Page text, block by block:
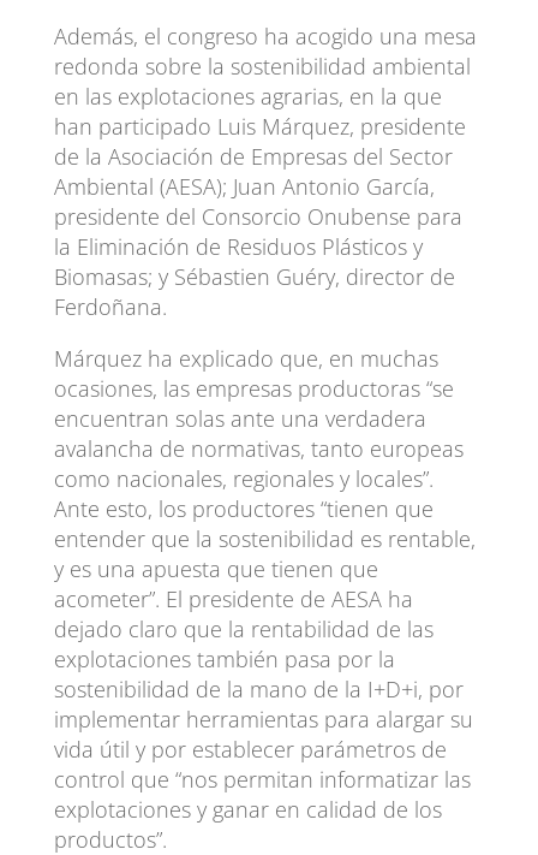
Además, el congreso ha acogido una mesa
redonda sobre la sostenibilidad ambiental
en las explotaciones agrarias, en la que
han participado Luis Márquez, presidente
de la Asociación de Empresas del Sector
Ambiental (AESA); Juan Antonio García,
presidente del Consorcio Onubense para
la Eliminación de Residuos Plásticos y
Biomasas; y Sébastien Guéry, director de
Ferdoñana.
Márquez ha explicado que, en muchas
ocasiones, las empresas productoras “se
encuentran solas ante una verdadera
avalancha de normativas, tanto europeas
como nacionales, regionales y locales”.
Ante esto, los productores “tienen que
entender que la sostenibilidad es rentable,
y es una apuesta que tienen que
acometer”. El presidente de AESA ha
dejado claro que la rentabilidad de las
explotaciones también pasa por la
sostenibilidad de la mano de la I+D+i, por
implementar herramientas para alargar su
vida útil y por establecer parámetros de
control que “nos permitan informatizar las
explotaciones y ganar en calidad de los
productos”.